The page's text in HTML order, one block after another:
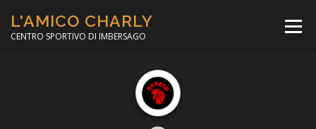
contenuto
L'AMICO CHARLY
CENTRO SPORTIVO DI IMBERSAGO
Menù
CORSO CALCIO A 5